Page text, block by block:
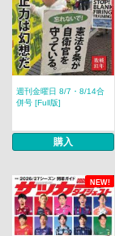
週刊金曜日 8/7・8/14合
併号 [Full版]
購入
NEW!